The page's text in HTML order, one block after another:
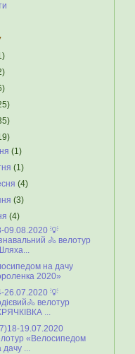
(1)
(1)
(4)
(3)
(4)
09.08.2020 💡
🚴 велотур
на дачу
2020»
26.07.2020 💡
велотур
...
19.07.2020
«Велосипедом
дачу ...